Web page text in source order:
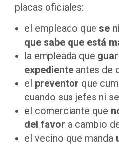
placas oficiales:
el empleado que se
que sabe que está
la empleada que
expediente antes de
el preventor que
cuando sus jefes ni
el comerciante que
del favor a cambio
el vecino que manda